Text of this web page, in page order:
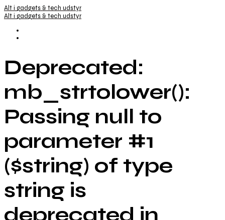
Alt i gadgets & tech udstyr
Alt i gadgets & tech udstyr
Deprecated:
mb_strtolower():
Passing null to
parameter #1
($string) of type
string is
deprecated in